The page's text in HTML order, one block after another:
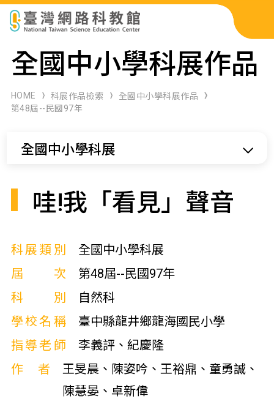
科展作品檢索
科學研習月刊
全國中小學科展作品
HOME 科展作品檢索
全國中小學科展作品
第48屆--民國97年
全國中小學科展
哇!我「看見」聲音
科展類別
全國中小學科展
屆次
第48屆--民國97年
科別
自然科
學校名稱
臺中縣龍井鄉龍海國民小學
指導老師
李義評、紀慶隆
作者
王旻晨、陳姿吟、王裕鼎、童勇誠、
陳慧晏、卓新偉